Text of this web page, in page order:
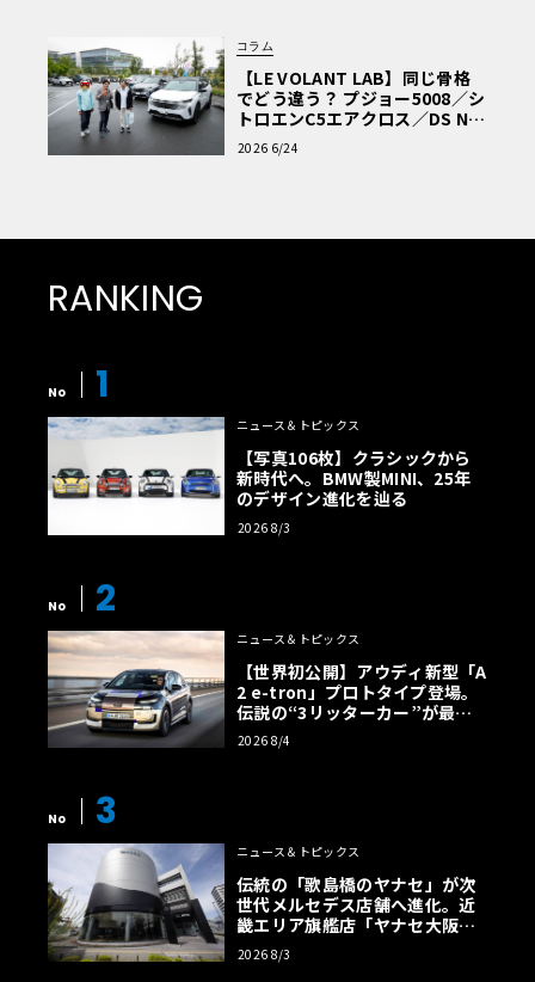
コラム
【LE VOLANT LAB】同じ骨格
でどう違う？ プジョー5008／シ
トロエンC5エアクロス／DS Nº4
読者一気乗りレポート
2026 6/24
RANKING
No 1
ニュース＆トピックス
【写真106枚】クラシックから
新時代へ。BMW製MINI、25年
のデザイン進化を辿る
2026 8/3
No 2
ニュース＆トピックス
【世界初公開】アウディ新型「A
2 e-tron」プロトタイプ登場。
伝説の“3リッターカー”が最高
効率エントリーBEVとして復活
【画像38枚】
2026 8/4
No 3
ニュース＆トピックス
伝統の「歌島橋のヤナセ」が次
世代メルセデス店舗へ進化。近
畿エリア旗艦店「ヤナセ大阪支
店」がリニューアル
2026 8/3